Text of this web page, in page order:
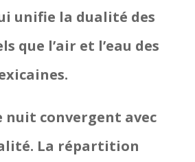
unifie la dualité des
que l’air et l’eau des
nuit convergent avec
La répartition